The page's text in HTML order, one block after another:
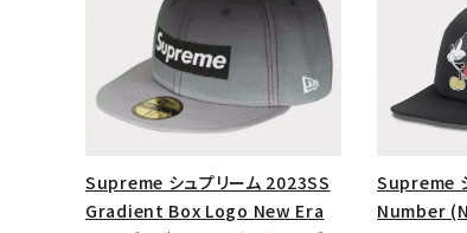
Supreme シュプリーム 2023SS
Gradient Box Logo New Era
Supreme
Number